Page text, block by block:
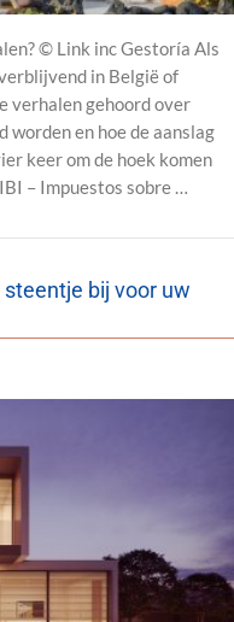
© Link inc Gestoría Als
in België of
verhalen gehoord over
en hoe de aanslag
keer om de hoek komen
– Impuestos sobre …
bij voor uw